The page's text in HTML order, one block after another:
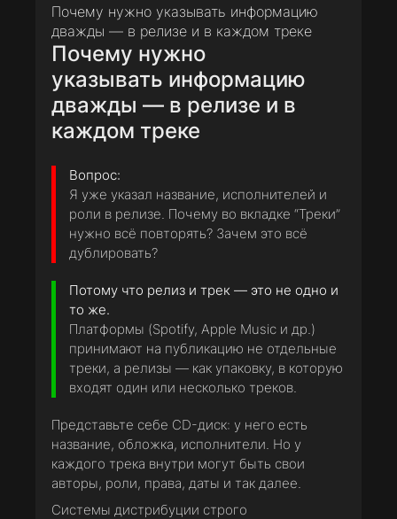
Почему нужно указывать информацию
дважды — в релизе и в каждом треке
Почему нужно
указывать информацию
дважды — в релизе и в
каждом треке
Вопрос:
Я уже указал название, исполнителей и
роли в релизе. Почему во вкладке “Треки”
нужно всё повторять? Зачем это всё
дублировать?
Потому что релиз и трек — это не одно и
то же.
Платформы (Spotify, Apple Music и др.)
принимают на публикацию не отдельные
треки, а релизы — как упаковку, в которую
входят один или несколько треков.
Представьте себе CD-диск: у него есть
название, обложка, исполнители. Но у
каждого трека внутри могут быть свои
авторы, роли, права, даты и так далее.
Системы дистрибуции строго